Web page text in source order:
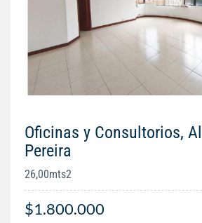
Oficinas y Consultorios,
Pereira
26,00mts2
$1.800.000